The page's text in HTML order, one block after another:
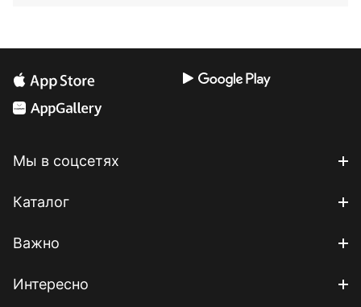
Мы в соцсетях
Каталог
Важно
Интересно